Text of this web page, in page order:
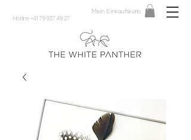
Hotline +41 79 937 49 27
Mein Einkaufskorb